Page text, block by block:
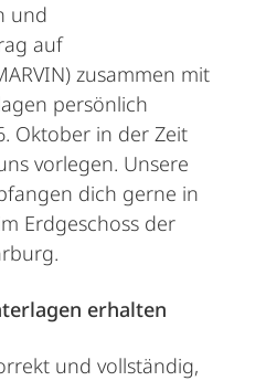
und
auf
zusammen mit
persönlich
Oktober in der Zeit
vorlegen. Unsere
dich gerne in
Erdgeschoss der
erhalten
und vollständig,